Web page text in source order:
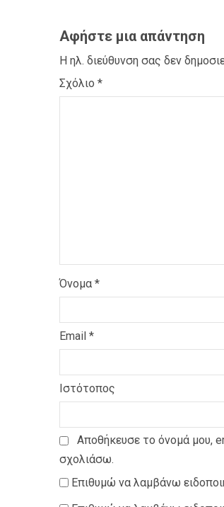
Αφήστε μια απάντηση
Η ηλ. διεύθυνση σας δεν
Σχόλιο *
Όνομα *
Email *
Ιστότοπος
Αποθήκευσε το όνομά μου,
σχολιάσω.
Επιθυμώ να λαμβάνω